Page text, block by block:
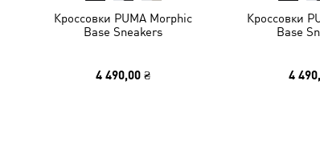
Кроссовки PUMA Morphic
Base Sneakers
4 490,00 ₴
Кроссовки
Base
4